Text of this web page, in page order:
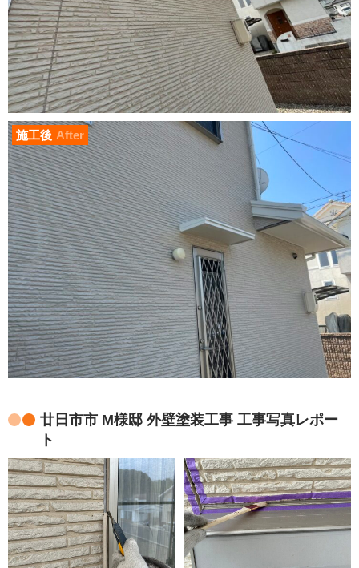
施工後 After
廿日市市 M様邸 外壁塗装工事 工事写真レポー
ト